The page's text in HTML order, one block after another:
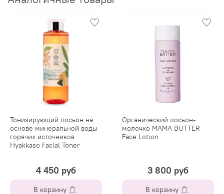
Тонизирующий лосьон на
основе минеральной воды
горячих источников
Hyakkaso Facial Toner
4 450 руб
В корзину
Органический лосьон-
молочко MAMA BUTTER
Face Lotion
3 800 руб
В корзину